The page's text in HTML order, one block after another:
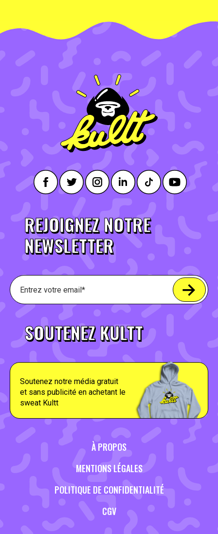
REJOIGNEZ NOTRE
NEWSLETTER
SOUTENEZ KULTT
Soutenez notre média gratuit
et sans publicité en achetant le
sweat Kultt
À PROPOS
MENTIONS LÉGALES
POLITIQUE DE CONFIDENTIALITÉ
CGV